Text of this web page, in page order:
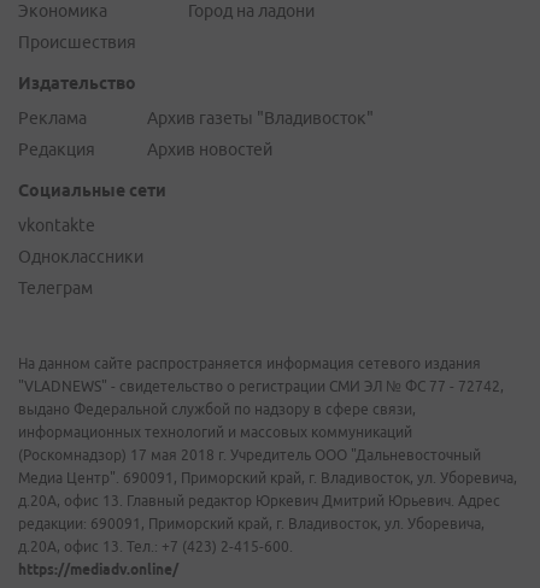
Экономика
Происшествия
Город на ладони
Издательство
Реклама
Редакция
Архив газеты "Владивосток"
Архив новостей
Социальные сети
vkontakte
Одноклассники
Телеграм
На данном сайте распространяется информация сетевого издания
"VLADNEWS" - свидетельство о регистрации СМИ ЭЛ № ФС 77 - 72742,
выдано Федеральной службой по надзору в сфере связи,
информационных технологий и массовых коммуникаций
(Роскомнадзор) 17 мая 2018 г. Учредитель ООО "Дальневосточный
Медиа Центр". 690091, Приморский край, г. Владивосток, ул. Уборевича,
д.20А, офис 13. Главный редактор Юркевич Дмитрий Юрьевич. Адрес
редакции: 690091, Приморский край, г. Владивосток, ул. Уборевича,
д.20А, офис 13. Тел.: +7 (423) 2-415-600.
https://mediadv.online/